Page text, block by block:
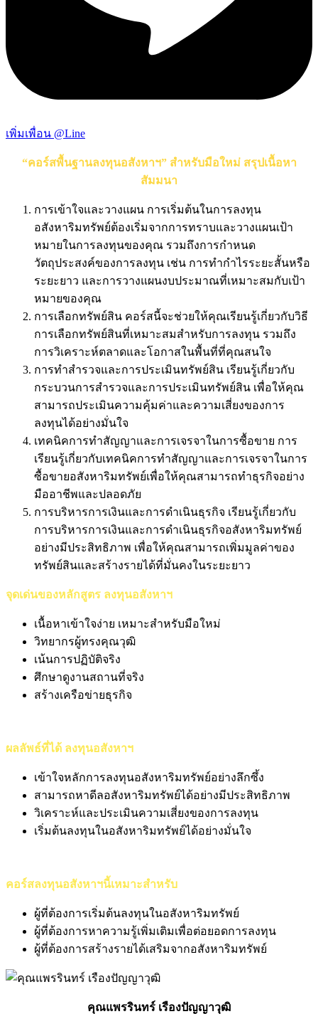
เพิ่มเพื่อน @Line
“คอร์สพื้นฐานลงทุนอสังหาฯ” สำหรับมือใหม่ สรุปเนื้อหา
สัมมนา
การเข้าใจและวางแผน การเริ่มต้นในการลงทุน
อสังหาริมทรัพย์ต้องเริ่มจากการทราบและวางแผนเป้า
หมายในการลงทุนของคุณ รวมถึงการกำหนด
วัตถุประสงค์ของการลงทุน เช่น การทำกำไรระยะสั้นหรือ
ระยะยาว และการวางแผนงบประมาณที่เหมาะสมกับเป้า
หมายของคุณ
การเลือกทรัพย์สิน คอร์สนี้จะช่วยให้คุณเรียนรู้เกี่ยวกับวิธี
การเลือกทรัพย์สินที่เหมาะสมสำหรับการลงทุน รวมถึง
การวิเคราะห์ตลาดและโอกาสในพื้นที่ที่คุณสนใจ
การทำสำรวจและการประเมินทรัพย์สิน เรียนรู้เกี่ยวกับ
กระบวนการสำรวจและการประเมินทรัพย์สิน เพื่อให้คุณ
สามารถประเมินความคุ้มค่าและความเสี่ยงของการ
ลงทุนได้อย่างมั่นใจ
เทคนิคการทำสัญญาและการเจรจาในการซื้อขาย การ
เรียนรู้เกี่ยวกับเทคนิคการทำสัญญาและการเจรจาในการ
ซื้อขายอสังหาริมทรัพย์เพื่อให้คุณสามารถทำธุรกิจอย่าง
มืออาชีพและปลอดภัย
การบริหารการเงินและการดำเนินธุรกิจ เรียนรู้เกี่ยวกับ
การบริหารการเงินและการดำเนินธุรกิจอสังหาริมทรัพย์
อย่างมีประสิทธิภาพ เพื่อให้คุณสามารถเพิ่มมูลค่าของ
ทรัพย์สินและสร้างรายได้ที่มั่นคงในระยะยาว
จุดเด่นของหลักสูตร ลงทุนอสังหาฯ
เนื้อหาเข้าใจง่าย เหมาะสำหรับมือใหม่
วิทยากรผู้ทรงคุณวุฒิ
เน้นการปฏิบัติจริง
ศึกษาดูงานสถานที่จริง
สร้างเครือข่ายธุรกิจ
ผลลัพธ์ที่ได้ ลงทุนอสังหาฯ
เข้าใจหลักการลงทุนอสังหาริมทรัพย์อย่างลึกซึ้ง
สามารถหาดีลอสังหาริมทรัพย์ได้อย่างมีประสิทธิภาพ
วิเคราะห์และประเมินความเสี่ยงของการลงทุน
เริ่มต้นลงทุนในอสังหาริมทรัพย์ได้อย่างมั่นใจ
คอร์สลงทุนอสังหาฯนี้เหมาะสำหรับ
ผู้ที่ต้องการเริ่มต้นลงทุนในอสังหาริมทรัพย์
ผู้ที่ต้องการหาความรู้เพิ่มเติมเพื่อต่อยอดการลงทุน
ผู้ที่ต้องการสร้างรายได้เสริมจากอสังหาริมทรัพย์
คุณแพรรินทร์ เรืองปัญญาวุฒิ